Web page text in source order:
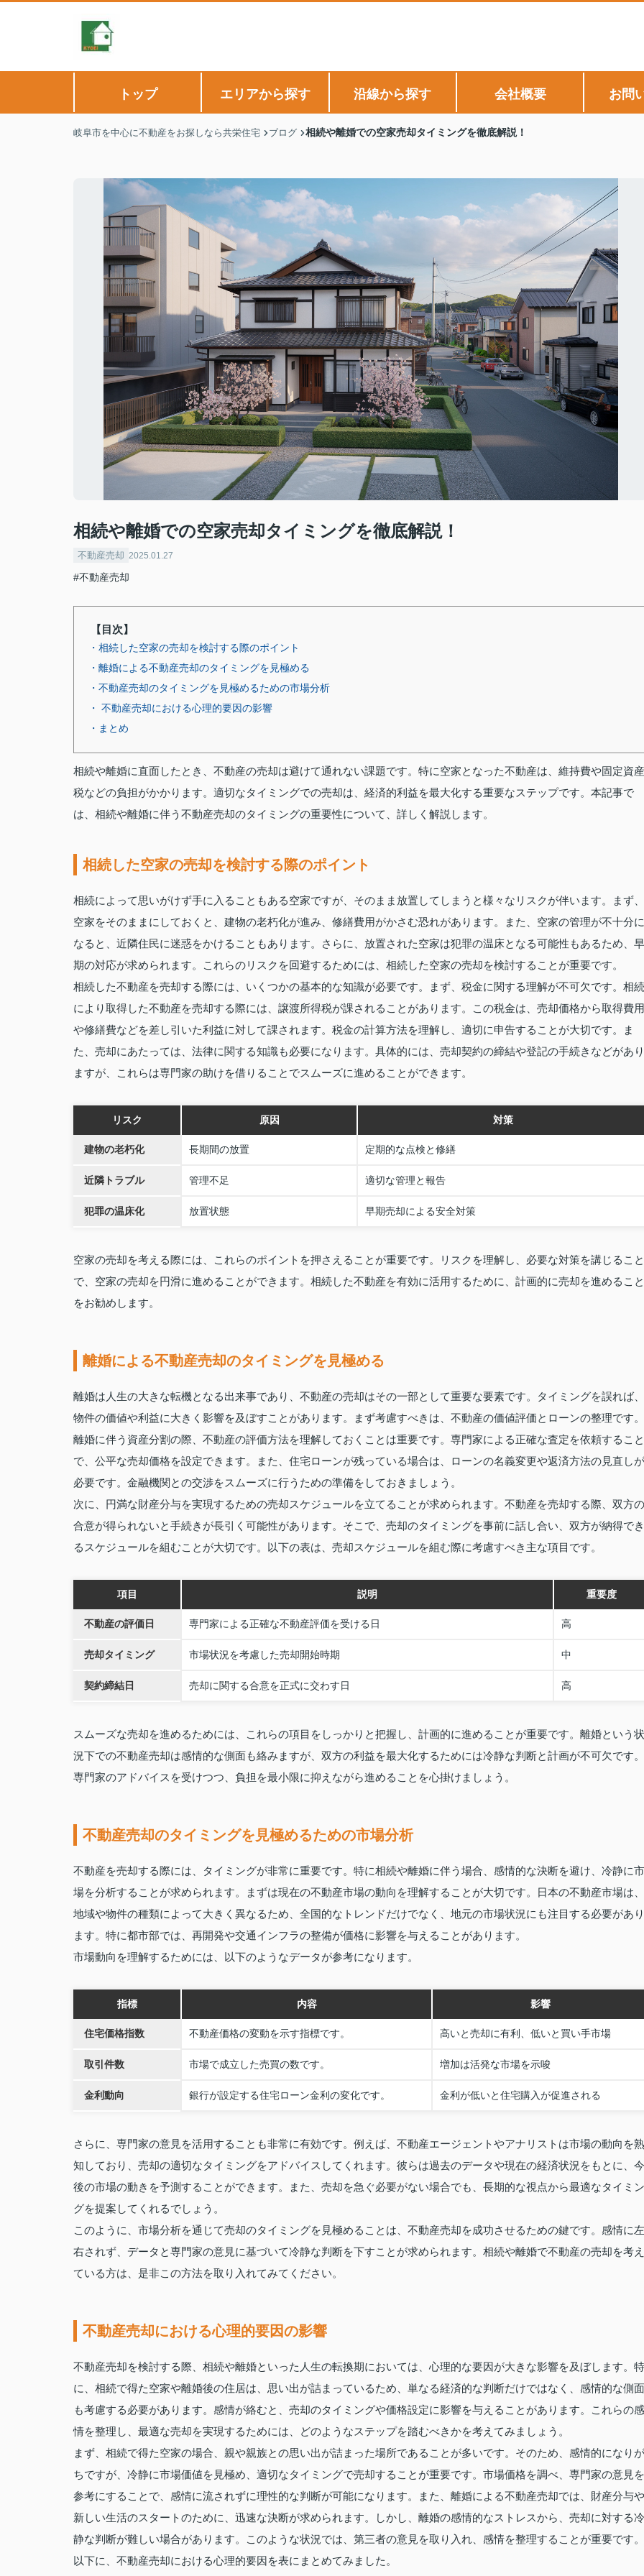
トップ エリアから探す 沿線から探す 会社概要 お問
岐阜市を中心に不動産をお探しなら共栄住宅 ブログ 相続や離婚での空家売却タイミングを徹底解説！
相続や離婚での空家売却タイミングを徹底解説！
不動産売却 2025.01.27
#不動産売却
【目次】
・相続した空家の売却を検討する際のポイント
・離婚による不動産売却のタイミングを見極める
・不動産売却のタイミングを見極めるための市場分析
・ 不動産売却における心理的要因の影響
・まとめ
相続や離婚に直面したとき、不動産の売却は避けて通れない課題です。特に空家となった不動産は、維持費や固定資産
税などの負担がかかります。適切なタイミングでの売却は、経済的利益を最大化する重要なステップです。本記事で
は、相続や離婚に伴う不動産売却のタイミングの重要性について、詳しく解説します。
相続した空家の売却を検討する際のポイント
相続によって思いがけず手に入ることもある空家ですが、そのまま放置してしまうと様々なリスクが伴います。まず、
空家をそのままにしておくと、建物の老朽化が進み、修繕費用がかさむ恐れがあります。また、空家の管理が不十分に
なると、近隣住民に迷惑をかけることもあります。さらに、放置された空家は犯罪の温床となる可能性もあるため、早
期の対応が求められます。これらのリスクを回避するためには、相続した空家の売却を検討することが重要です。
相続した不動産を売却する際には、いくつかの基本的な知識が必要です。まず、税金に関する理解が不可欠です。相続
により取得した不動産を売却する際には、譲渡所得税が課されることがあります。この税金は、売却価格から取得費用
や修繕費などを差し引いた利益に対して課されます。税金の計算方法を理解し、適切に申告することが大切です。ま
た、売却にあたっては、法律に関する知識も必要になります。具体的には、売却契約の締結や登記の手続きなどがあり
ますが、これらは専門家の助けを借りることでスムーズに進めることができます。
リスク 原因 対策
建物の老朽化 長期間の放置 定期的な点検と修繕
近隣トラブル 管理不足 適切な管理と報告
犯罪の温床化 放置状態 早期売却による安全対策
空家の売却を考える際には、これらのポイントを押さえることが重要です。リスクを理解し、必要な対策を講じること
で、空家の売却を円滑に進めることができます。相続した不動産を有効に活用するために、計画的に売却を進めること
をお勧めします。
離婚による不動産売却のタイミングを見極める
離婚は人生の大きな転機となる出来事であり、不動産の売却はその一部として重要な要素です。タイミングを誤れば、
物件の価値や利益に大きく影響を及ぼすことがあります。まず考慮すべきは、不動産の価値評価とローンの整理です。
離婚に伴う資産分割の際、不動産の評価方法を理解しておくことは重要です。専門家による正確な査定を依頼すること
で、公平な売却価格を設定できます。また、住宅ローンが残っている場合は、ローンの名義変更や返済方法の見直しが
必要です。金融機関との交渉をスムーズに行うための準備をしておきましょう。
次に、円満な財産分与を実現するための売却スケジュールを立てることが求められます。不動産を売却する際、双方の
合意が得られないと手続きが長引く可能性があります。そこで、売却のタイミングを事前に話し合い、双方が納得でき
るスケジュールを組むことが大切です。以下の表は、売却スケジュールを組む際に考慮すべき主な項目です。
項目 説明 重要度
不動産の評価日 専門家による正確な不動産評価を受ける日 高
売却タイミング 市場状況を考慮した売却開始時期 中
契約締結日 売却に関する合意を正式に交わす日 高
スムーズな売却を進めるためには、これらの項目をしっかりと把握し、計画的に進めることが重要です。離婚という状
況下での不動産売却は感情的な側面も絡みますが、双方の利益を最大化するためには冷静な判断と計画が不可欠です。
専門家のアドバイスを受けつつ、負担を最小限に抑えながら進めることを心掛けましょう。
不動産売却のタイミングを見極めるための市場分析
不動産を売却する際には、タイミングが非常に重要です。特に相続や離婚に伴う場合、感情的な決断を避け、冷静に市
場を分析することが求められます。まずは現在の不動産市場の動向を理解することが大切です。日本の不動産市場は、
地域や物件の種類によって大きく異なるため、全国的なトレンドだけでなく、地元の市場状況にも注目する必要があり
ます。特に都市部では、再開発や交通インフラの整備が価格に影響を与えることがあります。
市場動向を理解するためには、以下のようなデータが参考になります。
指標 内容 影響
住宅価格指数 不動産価格の変動を示す指標です。 高いと売却に有利、低いと買い手市場
取引件数 市場で成立した売買の数です。 増加は活発な市場を示唆
金利動向 銀行が設定する住宅ローン金利の変化です。 金利が低いと住宅購入が促進される
さらに、専門家の意見を活用することも非常に有効です。例えば、不動産エージェントやアナリストは市場の動向を熟
知しており、売却の適切なタイミングをアドバイスしてくれます。彼らは過去のデータや現在の経済状況をもとに、今
後の市場の動きを予測することができます。また、売却を急ぐ必要がない場合でも、長期的な視点から最適なタイミン
グを提案してくれるでしょう。
このように、市場分析を通じて売却のタイミングを見極めることは、不動産売却を成功させるための鍵です。感情に左
右されず、データと専門家の意見に基づいて冷静な判断を下すことが求められます。相続や離婚で不動産の売却を考え
ている方は、是非この方法を取り入れてみてください。
不動産売却における心理的要因の影響
不動産売却を検討する際、相続や離婚といった人生の転換期においては、心理的な要因が大きな影響を及ぼします。特
に、相続で得た空家や離婚後の住居は、思い出が詰まっているため、単なる経済的な判断だけではなく、感情的な側面
も考慮する必要があります。感情が絡むと、売却のタイミングや価格設定に影響を与えることがあります。これらの感
情を整理し、最適な売却を実現するためには、どのようなステップを踏むべきかを考えてみましょう。
まず、相続で得た空家の場合、親や親族との思い出が詰まった場所であることが多いです。そのため、感情的になりが
ちですが、冷静に市場価値を見極め、適切なタイミングで売却することが重要です。市場価格を調べ、専門家の意見を
参考にすることで、感情に流されずに理性的な判断が可能になります。また、離婚による不動産売却では、財産分与や
新しい生活のスタートのために、迅速な決断が求められます。しかし、離婚の感情的なストレスから、売却に対する冷
静な判断が難しい場合があります。このような状況では、第三者の意見を取り入れ、感情を整理することが重要です。
以下に、不動産売却における心理的要因を表にまとめてみました。